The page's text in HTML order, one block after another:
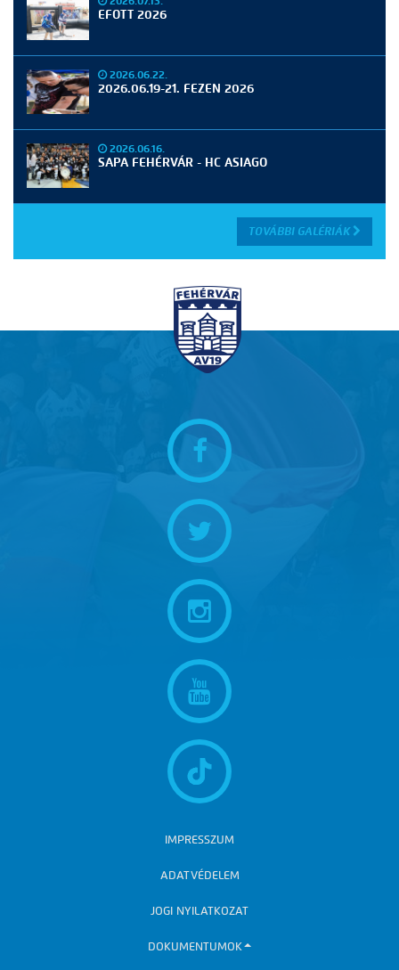
EFOTT 2026
2026.06.22.
2026.06.19-21. FEZEN 2026
2026.06.16.
SAPA FEHÉRVÁR - HC ASIAGO
TOVÁBBI GALÉRIÁK
IMPRESSZUM
ADATVÉDELEM
JOGI NYILATKOZAT
DOKUMENTUMOK